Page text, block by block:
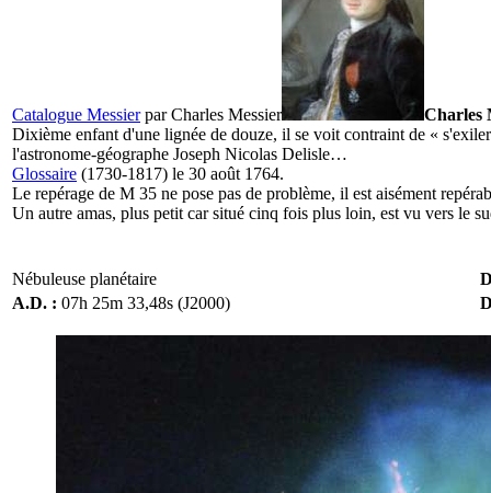
Catalogue MessierparCharles Messier
Charles
Dixième enfant d'une lignée de douze, il se voit contraint de «
l'astronome-géographe Joseph Nicolas Delisle…
Glossaire (1730-1817) le 30 août 1764.
Le repérage de M 35 ne pose pas de problème, il est aisément
Un autre amas, plus petit car situé cinq fois plus loin, est vu vers le
Nébuleuse planétaire
A.D. : 07h 25m 33,48s (J2000)